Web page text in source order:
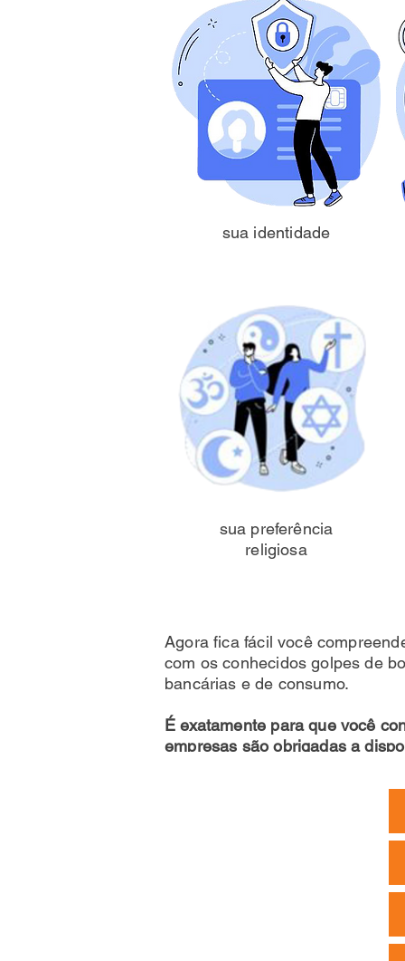
sua identidade
sua preferência
religiosa
Agora fica fácil você
com os conhecidos golpes de
bancárias e de consumo.
É exatamente para que você
empresas são obrigadas a